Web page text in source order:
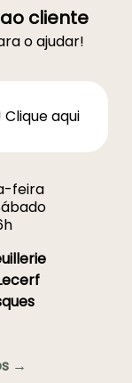
cliente
o ajudar!
aqui
feira
→